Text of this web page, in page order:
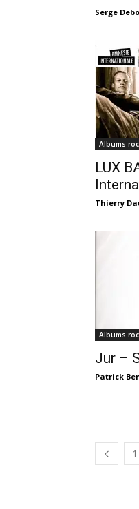
Serge
Albums
LUX
Thierry
Albums
Jur –
Patrick
1